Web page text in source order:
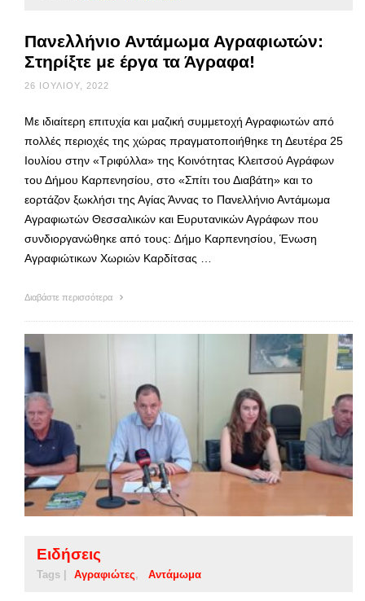
Πανελλήνιο Αντάμωμα Αγραφιωτών:
Στηρίξτε με έργα τα Άγραφα!
26 ΙΟΥΛΊΟΥ, 2022
Με ιδιαίτερη επιτυχία και μαζική συμμετοχή Αγραφιωτών από
πολλές περιοχές της χώρας πραγματοποιήθηκε τη Δευτέρα 25
Ιουλίου στην «Τριφύλλα» της Κοινότητας Κλειτσού Αγράφων
του Δήμου Καρπενησίου, στο «Σπίτι του Διαβάτη» και το
εορτάζον ξωκλήσι της Αγίας Άννας το Πανελλήνιο Αντάμωμα
Αγραφιωτών Θεσσαλικών και Ευρυτανικών Αγράφων που
συνδιοργανώθηκε από τους: ∆ήμο Καρπενησίου, Ένωση
Αγραφιώτικων Χωριών Καρδίτσας …
Διαβάστε περισσότερα
Ειδήσεις
Tags | Αγραφιώτες Αντάμωμα